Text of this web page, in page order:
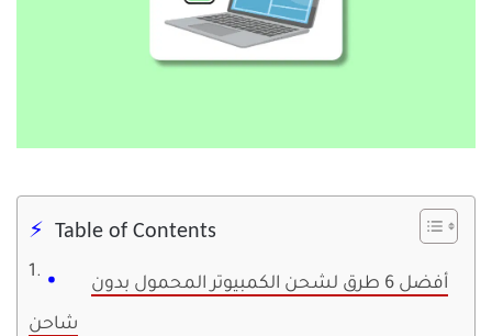
Table of Contents
أفضل 6 طرق لشحن الكمبيوتر المحمول بدون
شاحن